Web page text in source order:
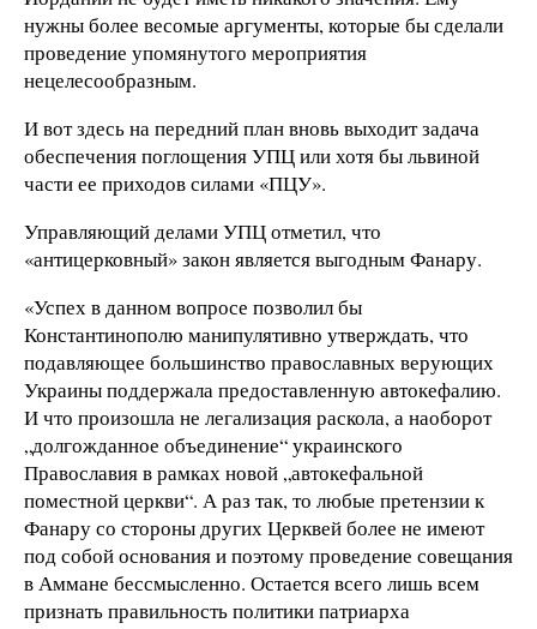
нужны более весомые аргументы, которые бы сделали
проведение упомянутого мероприятия
нецелесообразным.
И вот здесь на передний план вновь выходит задача
обеспечения поглощения УПЦ или хотя бы львиной
части ее приходов силами «ПЦУ».
Управляющий делами УПЦ отметил, что
«антицерковный» закон является выгодным Фанару.
«Успех в данном вопросе позволил бы
Константинополю манипулятивно утверждать, что
подавляющее большинство православных верующих
Украины поддержала предоставленную автокефалию.
И что произошла не легализация раскола, а наоборот
„долгожданное объединение“ украинского
Православия в рамках новой „автокефальной
поместной церкви“. А раз так, то любые претензии к
Фанару со стороны других Церквей более не имеют
под собой основания и поэтому проведение совещания
в Аммане бессмысленно. Остается всего лишь всем
признать правильность политики патриарха